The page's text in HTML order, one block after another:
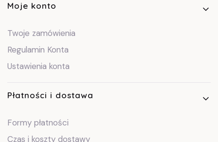
Moje konto
Twoje zamówienia
Regulamin Konta
Ustawienia konta
Płatności i dostawa
Formy płatności
Czas i koszty dostawy